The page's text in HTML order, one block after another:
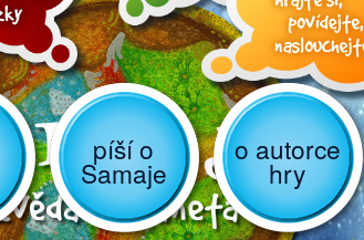
píší o
Samaje
o autorce
hry